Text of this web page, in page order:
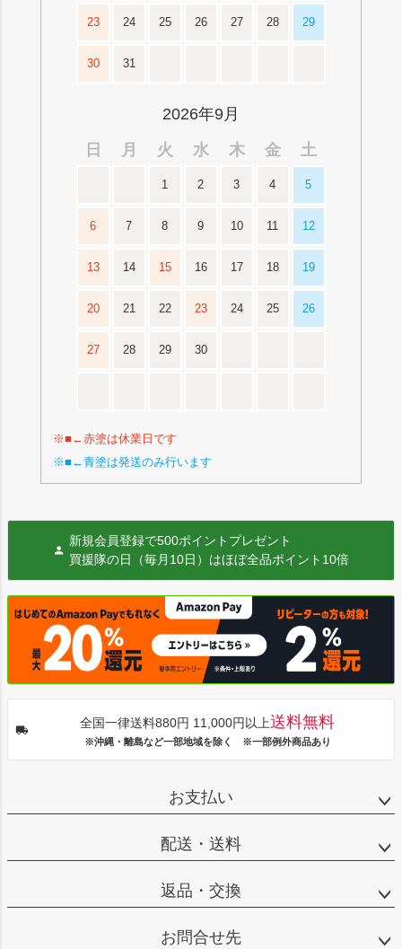
23 24 25 26 27 28 29
30 31
2026年9月
日
月 火 水 木 金 土
1 2 3 4 5
6 7 8 9 10 11 12
13 14 15 16 17 18 19
20 21 22 23 24 25 26
27 28 29 30
※■←赤塗は休業日です
※■←青塗は発送のみ行います
新規会員登録で500ポイントプレゼント
買援隊の日（毎月10日）はほぼ全品ポイント10倍
全国一律送料880円 11,000円以上送料無料
※沖縄・離島など一部地域を除く ※一部例外商品あり
お支払い
配送・送料
返品・交換
お問合せ先